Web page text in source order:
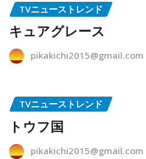
TVニューストレンド
キュアグレース
pikakichi2015@gmail.com
TVニューストレンド
トウフ国
pikakichi2015@gmail.com